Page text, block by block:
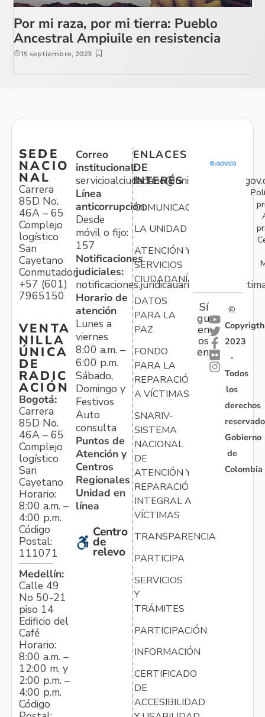
Por mi raza, por mi tierra: Pueblo
Ancestral Ampiuile en resistencia
15 septiembre, 2023
SEDE
NACIO
NAL
Carrera
85D No.
46A – 65
Complejo
logístico
San
Cayetano
Conmutador:
+57 (601)
7965150
VENTA
NILLA
ÚNICA
DE
RADIC
ACIÓN
Bogotá:
Carrera
85D No.
46A – 65
Complejo
logístico
San
Cayetano
Horario:
8:00 a.m. –
4:00 p.m.
Código
Postal:
111071
Medellín:
Calle 49
No 50-21
piso 14
Edificio del
Café
Horario:
8:00 a.m. –
12:00 m. y
2:00 p.m. –
4:00 p.m.
Código
Correo
institucional:
Línea
anticorrupción:
Desde
móvil o fijo:
157
Notificaciones
judiciales:
Horario de
atención
Lunes a
viernes
8:00 a.m. –
6:00 p.m.
Sábado,
Domingo y
Festivos
Auto
consulta
Puntos de
Atención y
Centros
Regionales
Unidad en
línea
Centro
de
relevo
ENLACES
DE
INTERÉS
COMUNICACIONES
LA UNIDAD
ATENCIÓN Y
SERVICIOS
CIUDADANÍA
DATOS
PARA LA
PAZ
FONDO
PARA LA
REPARACIÓN
A VÍCTIMAS
SNARIV-
SISTEMA
NACIONAL
DE
ATENCIÓN Y
REPARACIÓN
INTEGRAL A
VÍCTIMAS
TRANSPARENCIA
PARTICIPA
SERVICIOS
Y
TRÁMITES
PARTICIPACIÓN
INFORMACIÓN
CERTIFICADO
DE
ACCESIBILIDAD
Sí
gu
en
os
en:
©
Copyrigth
2023
-
Todos
los
derechos
Gobierno
de
Colombia